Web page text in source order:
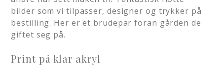
bilder som vi tilpasser, designer og trykker på
bestilling. Her er et brudepar foran gården de
giftet seg på.
Print på klar akryl